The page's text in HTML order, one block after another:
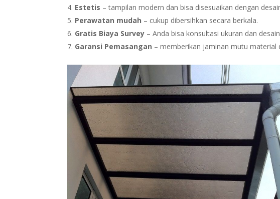
Estetis – tampilan modern dan bisa disesuaikan dengan
Perawatan mudah – cukup dibersihkan secara berkala.
Gratis Biaya Survey – Anda bisa konsultasi ukuran dan
Garansi Pemasangan – memberikan jaminan mutu material